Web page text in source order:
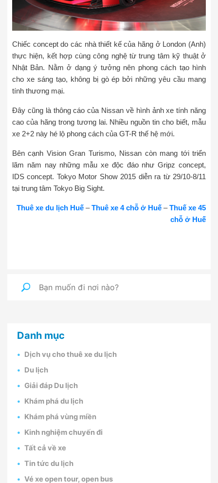
Chiếc concept do các nhà thiết kế của hãng ở London (Anh)
thực hiện, kết hợp cùng công nghệ từ trung tâm kỹ thuật ở
Nhật Bản. Nằm ở dạng ý tưởng nên phong cách tạo hình
cho xe sáng tạo, không bị gò ép bởi những yêu cầu mang
tính thương mại.
Đây cũng là thông cáo của Nissan về hình ảnh xe tính năng
cao của hãng trong tương lai. Nhiều nguồn tin cho biết, mẫu
xe 2+2 này hé lộ phong cách của GT-R thế hệ mới.
Bên cạnh Vision Gran Turismo, Nissan còn mang tới triển
lãm năm nay những mẫu xe độc đáo như Gripz concept,
IDS concept. Tokyo Motor Show 2015 diễn ra từ 29/10-8/11
tại trung tâm Tokyo Big Sight.
Thuê xe du lịch Huế –Thuê xe 4 chỗ ở Huế –Thuế xe 45
chỗ ở Huế
Danh mục
Dịch vụ cho thuê xe du lịch
Du lịch
Giải đáp Du lịch
Khám phá du lịch
Khám phá vùng miền
Kinh nghiệm chuyến đi
Tất cả về xe
Tin tức du lịch
Vé xe open tour, open bus